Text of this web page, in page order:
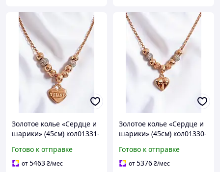
Золотое колье «Сердце и
шарики» (45см) кол01331-
Готово к отправке
от5463₴/мес
Золотое колье «Сердце и
шарики» (45см) кол01330-
Готово к отправке
от5376₴/мес